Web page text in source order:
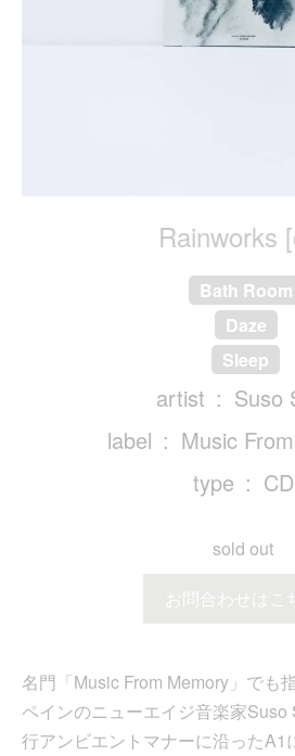
Rainworks
Bath Room
Daze
Sleep
artist
Suso
label
Music
type
CD
sold out
お問合わせはこ
名門「Music From Memory」でも
ペインのニューエイジ音楽家
行アンビエントマナーに沿ったA1